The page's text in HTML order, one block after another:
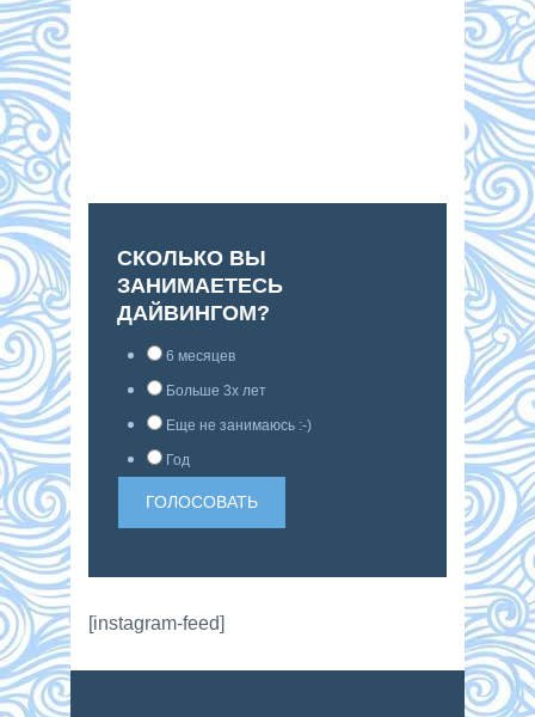
СКОЛЬКО ВЫ
ЗАНИМАЕТЕСЬ
ДАЙВИНГОМ?
6 месяцев
Больше 3х лет
Еще не занимаюсь :-)
Год
[instagram-feed]